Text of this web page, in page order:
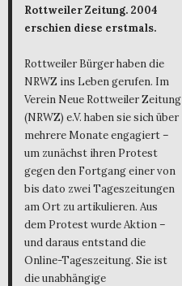
Rottweiler Zeitung. 2004
erschien diese erstmals.
Rottweiler Bürger haben die
NRWZ ins Leben gerufen. Im
Verein Neue Rottweiler Zeitung
(NRWZ) e.V. haben sie sich über
mehrere Monate engagiert –
um zunächst ihren Protest
gegen den Fortgang einer von
bis dato zwei Tageszeitungen
am Ort zu artikulieren. Aus
dem Protest wurde Aktion –
und daraus entstand die
Online-Tageszeitung. Sie ist
die unabhängige